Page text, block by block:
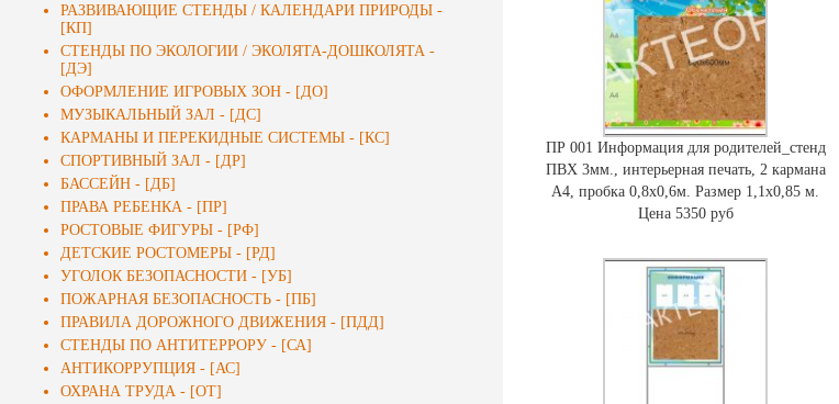
РАЗВИВАЮЩИЕ СТЕНДЫ / КАЛЕНДАРИ ПРИРОДЫ -
[КП]
СТЕНДЫ ПО ЭКОЛОГИИ / ЭКОЛЯТА-ДОШКОЛЯТА -
[ДЭ]
ОФОРМЛЕНИЕ ИГРОВЫХ ЗОН - [ДО]
МУЗЫКАЛЬНЫЙ ЗАЛ - [ДС]
КАРМАНЫ И ПЕРЕКИДНЫЕ СИСТЕМЫ - [КС]
СПОРТИВНЫЙ ЗАЛ - [ДР]
БАССЕЙН - [ДБ]
ПРАВА РЕБЕНКА - [ПР]
РОСТОВЫЕ ФИГУРЫ - [РФ]
ДЕТСКИЕ РОСТОМЕРЫ - [РД]
УГОЛОК БЕЗОПАСНОСТИ - [УБ]
ПОЖАРНАЯ БЕЗОПАСНОСТЬ - [ПБ]
ПРАВИЛА ДОРОЖНОГО ДВИЖЕНИЯ - [ПДД]
СТЕНДЫ ПО АНТИТЕРРОРУ - [СА]
АНТИКОРРУПЦИЯ - [АС]
ОХРАНА ТРУДА - [ОТ]
ПР 001 Информация для родителей_стенд
ПВХ 3мм., интерьерная печать, 2 кармана
А4, пробка 0,8х0,6м. Размер 1,1х0,85 м.
Цена 5350 руб